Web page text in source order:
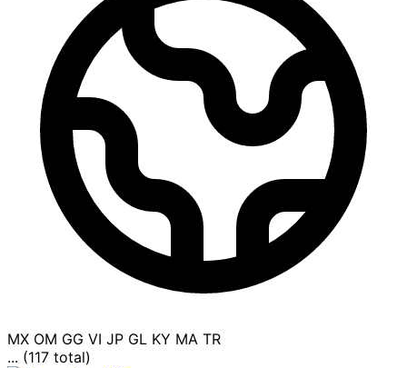
MX OM GG VI JP GL KY MA TR
... (117 total)